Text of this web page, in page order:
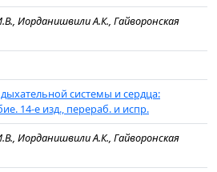
Иорданишвили А.К., Гайворонская
системы и сердца:
14-е изд., перераб. и испр.
Иорданишвили А.К., Гайворонская